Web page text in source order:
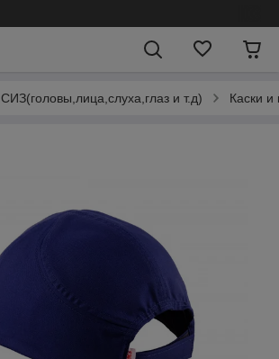
СИЗ(головы,лица,слуха,глаз и т.д) Каски и